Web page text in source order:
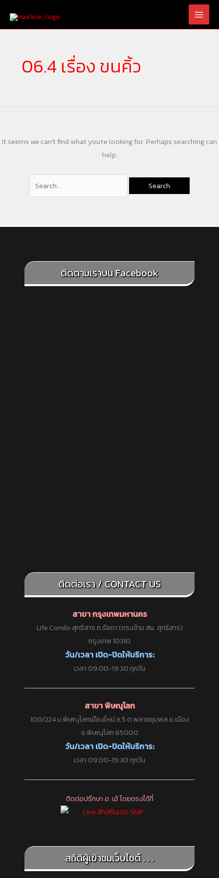
content
06.4 เรื่อง ขนคิ้ว
It seems we can’t find what you’re looking for. Perhaps searching can
help.
for:
ติดตามเราบน Facebook
ติดต่อเรา / CONTACT US
สาขา กรุงเทพมหานคร
Life Condo สุทธิสาร ถ.รัชดา (ตรงข้าม สน. สุทธิสาร)
กรุงเทพ 10310
วัน/เวลา เปิด-ปิดให้บริการ:
เวลา 09:00-19:30 ทุกวัน
สาขา พิษณุโลก
100/224 ม.พิษณุโลกเมืองใหม่ ซ.5 ต.พลายชุมพล อ.เมือง
จ.พิษณุโลก 65000
วัน/เวลา เปิด-ปิดให้บริการ:
เวลา 09:00-19:30 ทุกวัน
ติดต่อปรึกษา อ. เอ้ โดยตรงได้ที่
สถิติผู้เข้าชมเว็บไซต์ . . .